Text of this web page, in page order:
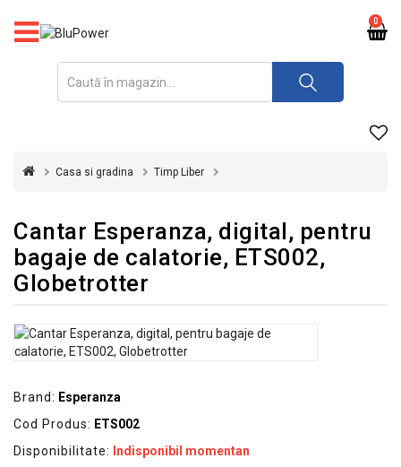
0
PRODUSE
FOTOVOLTAICE
INVERTOARE
UPS
&
TENSIUNE
GRADINA
SI
Casa si gradina Timp Liber
Cantar Esperanza, digital, pentru
bagaje de calatorie, ETS002,
Globetrotter
Brand: Esperanza
Cod Produs: ETS002
Disponibilitate:
Indisponibil momentan